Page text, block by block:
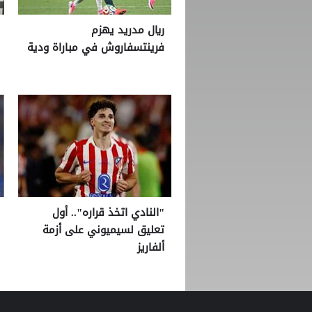
ريال مدريد يهزم
فرينتسفاروش في مباراة ودية
"النادي اتخذ قراره".. أول
تعليق لسيميوني على أزمة
ألفاريز